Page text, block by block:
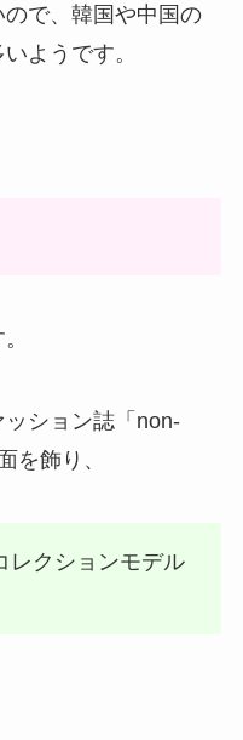
ので、韓国や中国の
ようです。
ション誌「non-
を飾り、
レクションモデル